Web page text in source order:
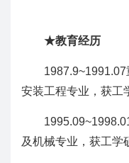
★教育经历
安装工程专业，获工
及机械专业，获工学